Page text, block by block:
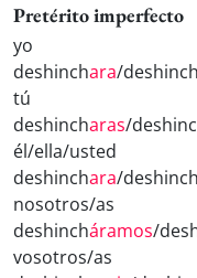
Pretérito imperfecto
yo
deshinchara/deshinch
tú
deshincharas/
él/ella/usted
deshinchara/deshinch
nosotros/as
deshincháramos/
vosotros/as